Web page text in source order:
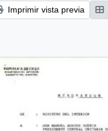
Imprimir vista previa